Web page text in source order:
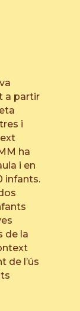
a partir
i
ha
i en
infants.
de la
de l’ús